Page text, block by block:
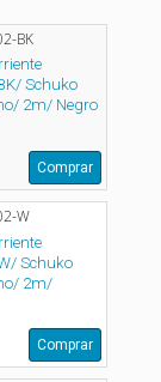
BK
Schuko
2m/ Negro
Comprar
W
Schuko
2m/
Comprar